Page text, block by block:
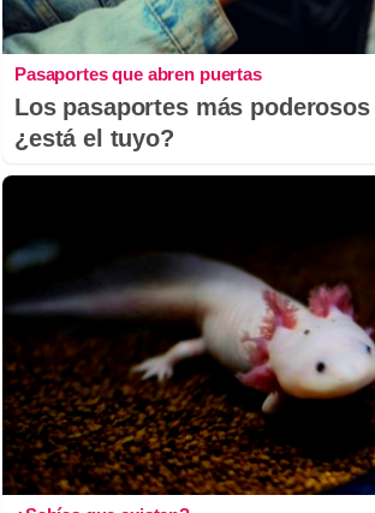
Pasaportes que abren puertas
Los pasaportes más
¿está el tuyo?